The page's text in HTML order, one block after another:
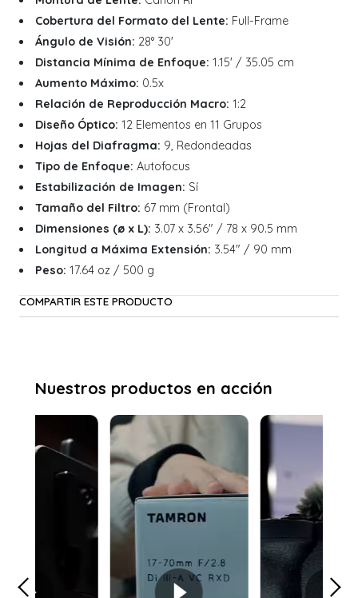
Cobertura del Formato del Lente: Full-Frame
Ángulo de Visión: 28° 30'
Distancia Mínima de Enfoque: 1.15' / 35.05 cm
Aumento Máximo: 0.5x
Relación de Reproducción Macro: 1:2
Diseño Óptico: 12 Elementos en 11 Grupos
Hojas del Diafragma: 9, Redondeadas
Tipo de Enfoque: Autofocus
Estabilización de Imagen: Sí
Tamaño del Filtro: 67 mm (Frontal)
Dimensiones (ø x L): 3.07 x 3.56" / 78 x 90.5 mm
Longitud a Máxima Extensión: 3.54" / 90 mm
Peso: 17.64 oz / 500 g
COMPARTIR ESTE PRODUCTO